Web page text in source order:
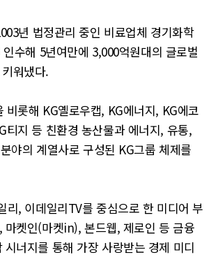
년 법정관리 중인 비료업체 경기화학
수해 5년여만에 3,000억원대의 글로벌
워냈다.
비롯해 KG옐로우캡, KG에너지, KG에코
티지 등 친환경 농산물과 에너지, 유통,
야의 계열사로 구성된 KG그룹 체제를
리, 이데일리TV를 중심으로 한 미디어 부
마켓인(마켓in), 본드웹, 제로인 등 금융
시너지를 통해 가장 사랑받는 경제 미디